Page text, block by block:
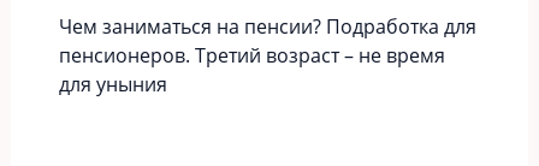
Чем заниматься на пенсии? Подработка для
пенсионеров. Третий возраст – не время
для уныния